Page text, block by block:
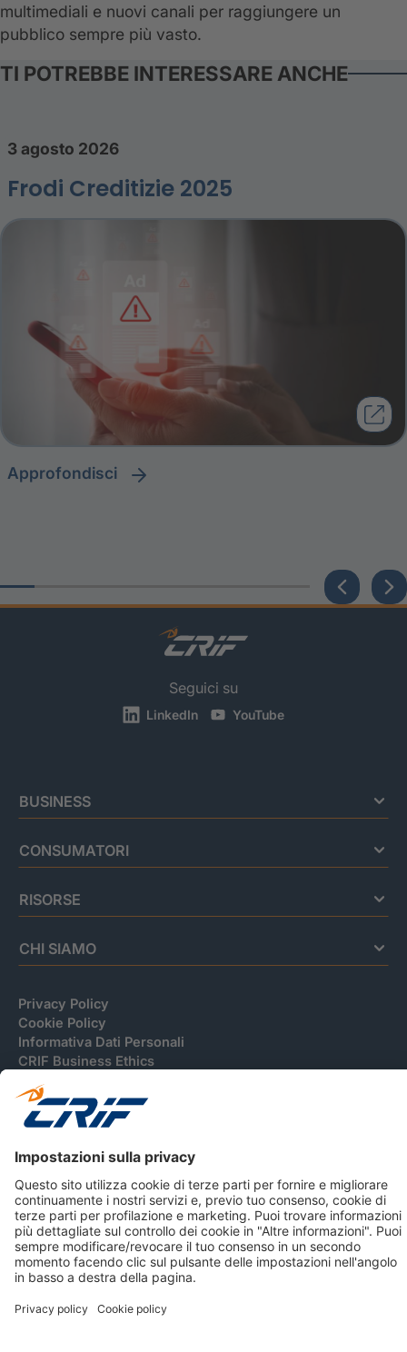
multimediali e nuovi canali per raggiungere un
pubblico sempre più vasto.
TI POTREBBE INTERESSARE ANCHE
3 agosto 2026
Frodi Creditizie 2025
approfondisci
Seguici su
LinkedIn YouTube
BUSINESS
CONSUMATORI
RISORSE
CHI SIAMO
Privacy Policy
Cookie Policy
Informativa Dati Personali
CRIF Business Ethics
Accessibilità
Informativa Privacy Relativa Al Sistema Di Informazioni
Creditizie
© 2026 CRIF S.p.A. Tutti i diritti riservati.
Via della Beverara, 21 / 40131 Bologna / Italy Cap. Soc.
sottoscritto € 51.941.235,00 di cui versato € 51.806.190,00 |
R.E.A. n° 410952 | Reg. Impr. Bo, C.F. e P.IVA 02083271201
Società soggetta all'attività di direzione e coordinamento di